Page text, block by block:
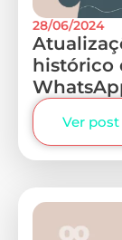
28/06/2024
histórico
Ver post